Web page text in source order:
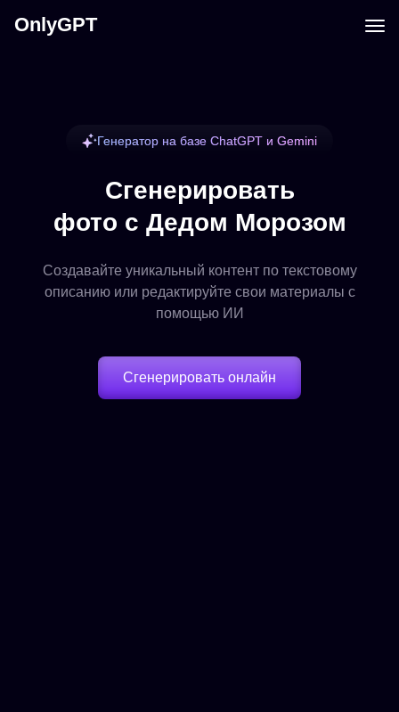
OnlyGPT
Генератор на базе ChatGPT и Gemini
Сгенерировать
фото с Дедом Морозом
Создавайте уникальный контент по текстовому
описанию или редактируйте свои материалы с
помощью ИИ
Сгенерировать онлайн